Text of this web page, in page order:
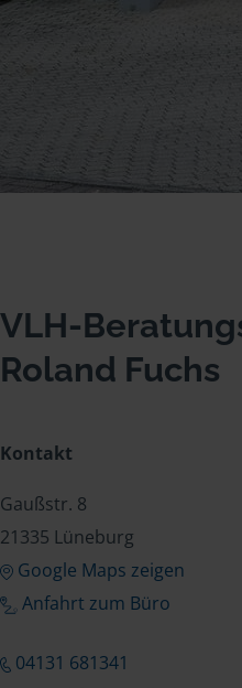
VLH-
Roland Fuchs
Kontakt
Gaußstr. 8
21335 Lüneburg
Google Maps zeigen
Anfahrt zum Büro
04131 681341